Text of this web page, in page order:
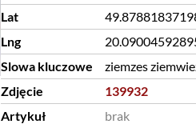
Lat
Lng
Slowa kluczowe
ziemzes
Zdjęcie
139932
Artykuł
brak